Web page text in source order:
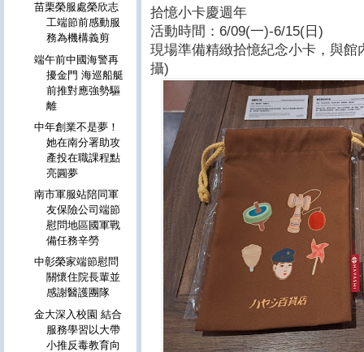
拾憶小卡慶週年
活動時間：6/09(一)-6/15(日)
現場準備精緻拾憶紀念小卡，與
攝)
苗栗榮服處榮欣志
工端節前感動服
務為機構義剪
端午前中國海警再
擾金門 海巡船艇
前推對應強勢驅
離
中年創業不是夢！
她在南分署助攻
產投在職課程點
亮圓夢
南市軍服站陪同軍
友保險公司端節
慰問地區國軍戰
備任務辛勞
中彰榮家端節慰問
關懷住院長輩並
感謝醫護團隊
金大深入校園 結合
服務學習以大帶
小推反毒教育向